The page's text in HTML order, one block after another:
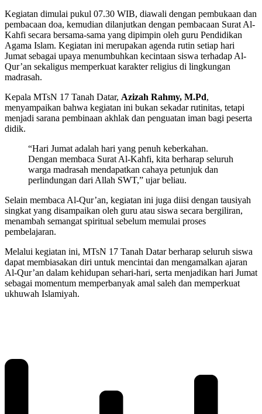
Kegiatan dimulai pukul 07.30 WIB, diawali dengan pembukaan dan
pembacaan doa, kemudian dilanjutkan dengan pembacaan Surat Al-
Kahfi secara bersama-sama yang dipimpin oleh guru Pendidikan
Agama Islam. Kegiatan ini merupakan agenda rutin setiap hari
Jumat sebagai upaya menumbuhkan kecintaan siswa terhadap Al-
Qur’an sekaligus memperkuat karakter religius di lingkungan
madrasah.
Kepala MTsN 17 Tanah Datar, Azizah Rahmy, M.Pd,
menyampaikan bahwa kegiatan ini bukan sekadar rutinitas, tetapi
menjadi sarana pembinaan akhlak dan penguatan iman bagi peserta
didik.
“Hari Jumat adalah hari yang penuh keberkahan.
Dengan membaca Surat Al-Kahfi, kita berharap seluruh
warga madrasah mendapatkan cahaya petunjuk dan
perlindungan dari Allah SWT,” ujar beliau.
Selain membaca Al-Qur’an, kegiatan ini juga diisi dengan tausiyah
singkat yang disampaikan oleh guru atau siswa secara bergiliran,
menambah semangat spiritual sebelum memulai proses
pembelajaran.
Melalui kegiatan ini, MTsN 17 Tanah Datar berharap seluruh siswa
dapat membiasakan diri untuk mencintai dan mengamalkan ajaran
Al-Qur’an dalam kehidupan sehari-hari, serta menjadikan hari Jumat
sebagai momentum memperbanyak amal saleh dan memperkuat
ukhuwah Islamiyah.